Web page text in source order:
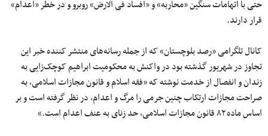
حتی با اتهامات سنگین «محاربه» و «افساد فی الارض» روبرو و در خطر «اعدام»
قرار دارند.
کانال تلگرامی «رصد بلوچستان» که از جمله رسانه‌های منتشر کننده خبر این
تجاوز در شهریور گذشته بود در واکنش به محکومیت ابراهیم کوچک‌زایی به
زندان و انفصال از خدمت نوشته که «فقه اسلام و قانون مجازات اسلامی، به
صراحت مجازات ارتکاب چنین جرمی را مرگ و اعدام، در نظر گرفته است و بر
اساس ماده ۸۲ قانون مجازات اسلامی، حد زنای به عنف اعدام است.»